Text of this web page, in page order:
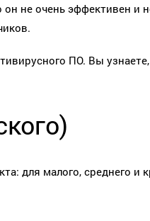
не очень эффективен и
ПО. Вы
для малого, среднего и